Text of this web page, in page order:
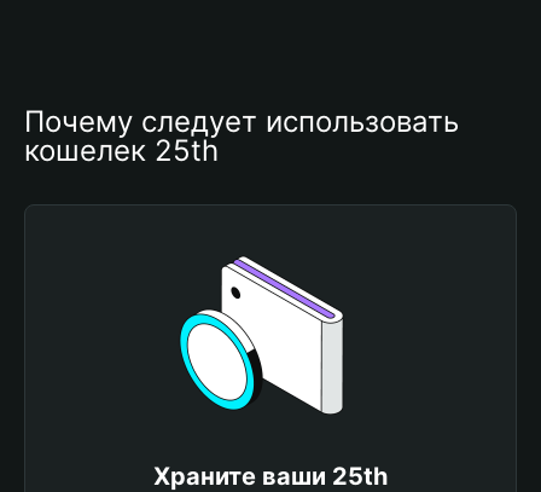
Почему следует использовать
кошелек 25th
Храните ваши 25th